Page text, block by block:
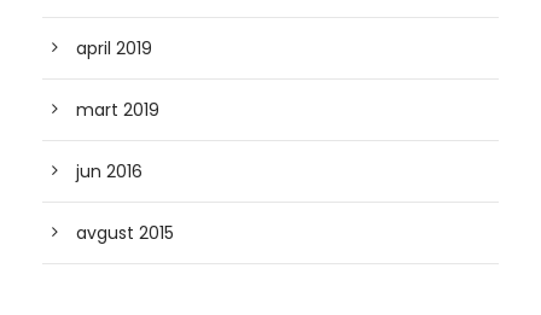
april 2019
mart 2019
jun 2016
avgust 2015